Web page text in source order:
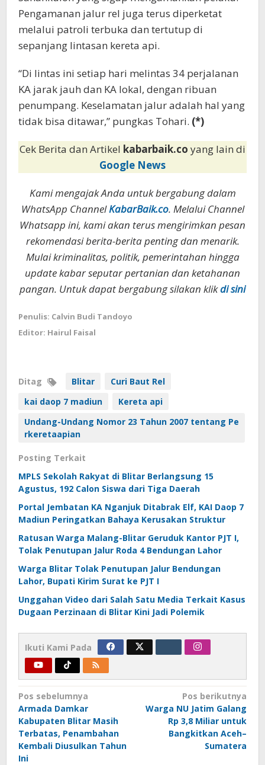
Pengamanan jalur rel juga terus diperketat
melalui patroli terbuka dan tertutup di
sepanjang lintasan kereta api.
“Di lintas ini setiap hari melintas 34 perjalanan
KA jarak jauh dan KA lokal, dengan ribuan
penumpang. Keselamatan jalur adalah hal yang
tidak bisa ditawar,” pungkas Tohari. (*)
Cek Berita dan Artikel kabarbaik.co yang lain di
Google News
Kami mengajak Anda untuk bergabung dalam
WhatsApp ChannelKabarBaik.co. Melalui Channel
Whatsapp ini, kami akan terus mengirimkan pesan
rekomendasi berita-berita penting dan menarik.
Mulai kriminalitas, politik, pemerintahan hingga
update kabar seputar pertanian dan ketahanan
pangan. Untuk dapat bergabung silakan klikdi sini
Penulis: Calvin Budi Tandoyo
Editor: Hairul Faisal
Ditag Blitar
Curi Baut Rel
kai daop 7 madiun
Kereta api
Undang-Undang Nomor 23 Tahun 2007 tentang Pe
rkeretaapian
Posting Terkait
MPLS Sekolah Rakyat di Blitar Berlangsung 15
Agustus, 192 Calon Siswa dari Tiga Daerah
Portal Jembatan KA Nganjuk Ditabrak Elf, KAI Daop 7
Madiun Peringatkan Bahaya Kerusakan Struktur
Ratusan Warga Malang-Blitar Geruduk Kantor PJT I,
Tolak Penutupan Jalur Roda 4 Bendungan Lahor
Warga Blitar Tolak Penutupan Jalur Bendungan
Lahor, Bupati Kirim Surat ke PJT I
Unggahan Video dari Salah Satu Media Terkait Kasus
Dugaan Perzinaan di Blitar Kini Jadi Polemik
Ikuti Kami Pada
Navigasi
pos
Pos sebelumnya
Armada Damkar
Kabupaten Blitar Masih
Terbatas, Penambahan
Kembali Diusulkan Tahun
Ini
Pos berikutnya
Warga NU Jatim Galang
Rp 3,8 Miliar untuk
Bangkitkan Aceh–
Sumatera